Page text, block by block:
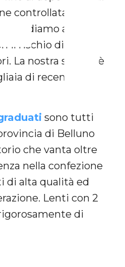
controllata dai
a te di
il rischio di
La nostra serietà è
di recensioni
sono tutti
di Belluno
che vanta oltre
nella confezione
di alta qualità ed
Lenti con 2
di